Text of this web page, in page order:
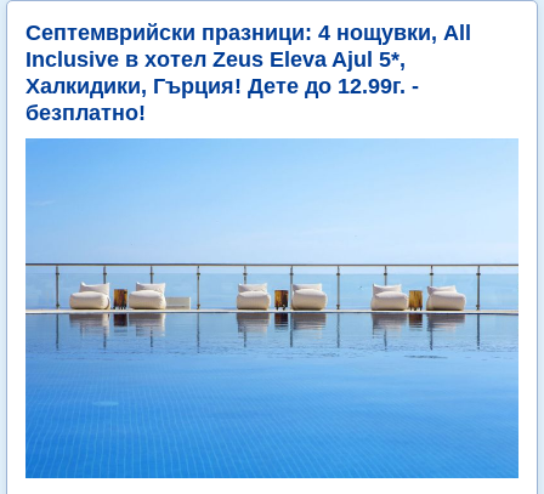
Септемврийски празници: 4 нощувки, All
Inclusive в хотел Zeus Eleva Ajul 5*,
Халкидики, Гърция! Дете до 12.99г. -
безплатно!